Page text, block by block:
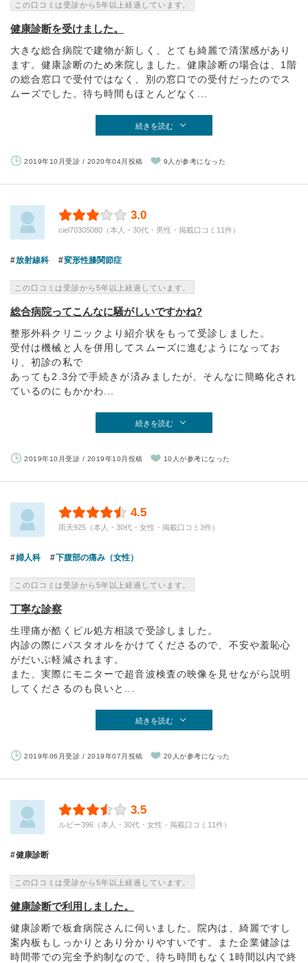
この口コミは受診から5年以上経過しています。
健康診断を受けました。
大きな総合病院で建物が新しく、とても綺麗で清潔感があり
ます。健康診断のため来院しました。健康診断の場合は、1階
の総合窓口で受付ではなく、別の窓口での受付だったのでス
ムーズでした。待ち時間もほとんどなく...
続きを読む
2019年10月受診 / 2020年04月投稿 9人が参考になった
3.0
ciel70305080（本人・30代・男性・掲載口コミ11件）
放射線科 変形性膝関節症
この口コミは受診から5年以上経過しています。
総合病院ってこんなに騒がしいですかね?
整形外科クリニックより紹介状をもって受診しました。
受付は機械と人を併用してスムーズに進むようになってお
り、初診の私で
あっても2.3分で手続きが済みましたが、そんなに簡略化され
ているのにもかかわ...
続きを読む
2019年10月受診 / 2019年10月投稿 10人が参考になった
4.5
雨天925（本人・30代・女性・掲載口コミ3件）
婦人科 下腹部の痛み（女性）
この口コミは受診から5年以上経過しています。
丁寧な診察
生理痛が酷くピル処方相談で受診しました。
内診の際にバスタオルをかけてくださるので、不安や羞恥心
がだいぶ軽減されます。
また、実際にモニターで超音波検査の映像を見せながら説明
してくださるのも良いと...
続きを読む
2019年06月受診 / 2019年07月投稿 20人が参考になった
3.5
ルビー396（本人・30代・女性・掲載口コミ11件）
健康診断
この口コミは受診から5年以上経過しています。
健康診断で利用しました。
健康診断で板倉病院さんに伺いました。院内は、綺麗ですし
案内板もしっかりとあり分かりやすいです。また企業健診は
時間帯での完全予約制なので、待ち時間もなく1時間以内で終